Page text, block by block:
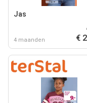
Jas
4 maanden €